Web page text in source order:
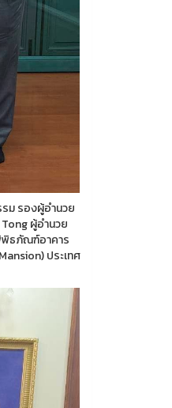
ม รองผู้อำนวย
ผู้อำนวย
พิธภัณฑ์อาคาร
ประเทศ